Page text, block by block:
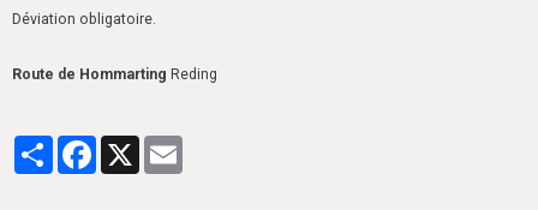
Déviation obligatoire.
Route de Hommarting Reding
PartagerFacebook
X